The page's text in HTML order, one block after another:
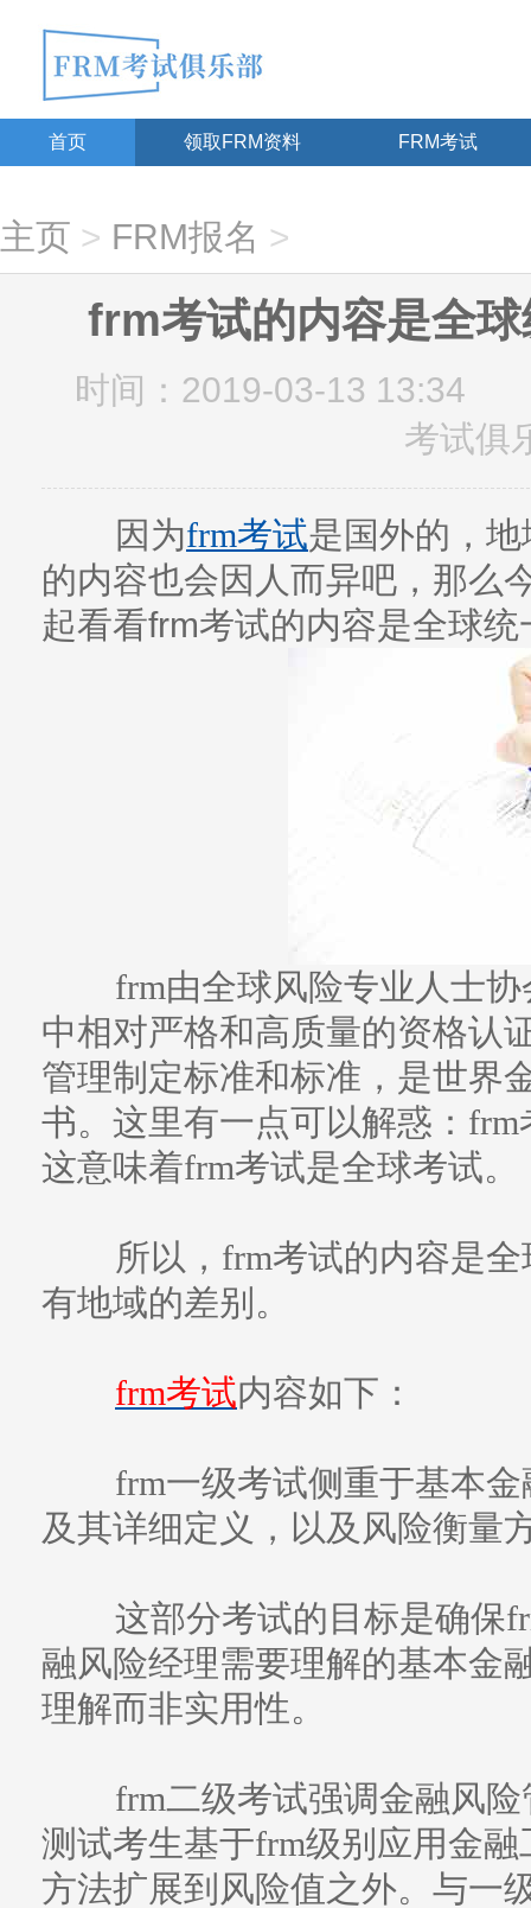
首页 领取FRM资料 FRM考试
主页 > FRM报名 >
frm考试的内容是全
时间：2019-03-13 13:34
考试俱
因为frm考试是国外的，
的内容也会因人而异吧，那么
起看看frm考试的内容是全球
frm由全球风险专业人士协
中相对严格和高质量的资格认
管理制定标准和标准，是世界
书。这里有一点可以解惑：
这意味着frm考试是全球考试。
所以，frm考试的内容是全
有地域的差别。
frm考试内容如下：
frm一级考试侧重于基本金
及其详细定义，以及风险衡量
这部分考试的目标是确保
融风险经理需要理解的基本金
理解而非实用性。
frm二级考试强调金融风险
测试考生基于frm级别应用金
方法扩展到风险值之外。与一